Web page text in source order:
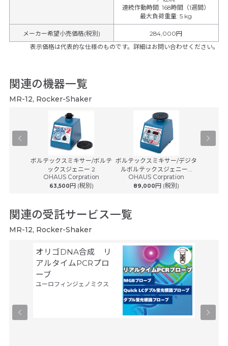
連続作動時間:168時間（1週間）
最大負荷重量:5 kg
メーカー希望小売価格(税別)
284,000円
表示価格は代表的な仕様のものです。詳細はお問い合わせください。
関連の機器一覧
MR-12, Rocker-Shaker
ボルテックスミキサー/ボルテ
ックスジェニー 2
OHAUS Corpration
63,500円 (税別)
ボルテックスミキサー/デジタ
ルボルテックスジェニー...
OHAUS Corpration
89,000円 (税別)
関連の受託サービス一覧
MR-12, Rocker-Shaker
オリゴDNA合成 リ
アルタイムPCRプロ
ーブ
ユーロフィンジェノミクス